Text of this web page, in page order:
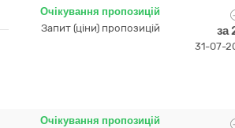
Очікування пропозицій
Запит (ціни) пропозицій
за
31-07-
Очікування пропозицій